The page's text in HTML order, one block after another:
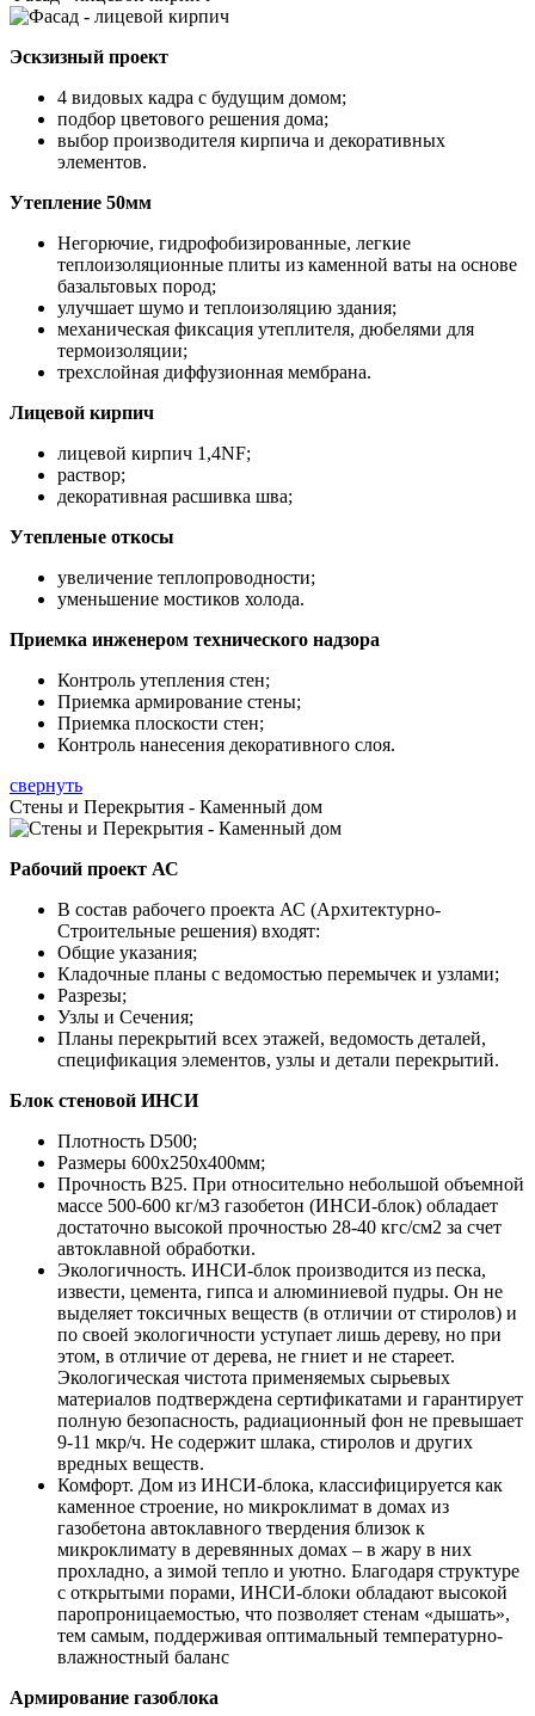
Эскзизный проект
4 видовых кадра с будущим домом;
подбор цветового решения дома;
выбор производителя кирпича и декоративных
элементов.
Утепление 50мм
Негорючие, гидрофобизированные, легкие
теплоизоляционные плиты из каменной ваты на основе
базальтовых пород;
улучшает шумо и теплоизоляцию здания;
механическая фиксация утеплителя, дюбелями для
термоизоляции;
трехслойная диффузионная мембрана.
Лицевой кирпич
лицевой кирпич 1,4NF;
раствор;
декоративная расшивка шва;
Утепленые откосы
увеличение теплопроводности;
уменьшение мостиков холода.
Приемка инженером технического надзора
Контроль утепления стен;
Приемка армирование стены;
Приемка плоскости стен;
Контроль нанесения декоративного слоя.
свернуть
Стены и Перекрытия - Каменный дом
Рабочий проект АС
В состав рабочего проекта АС (Архитектурно-
Строительные решения) входят:
Общие указания;
Кладочные планы с ведомостью перемычек и узлами;
Разрезы;
Узлы и Сечения;
Планы перекрытий всех этажей, ведомость деталей,
спецификация элементов, узлы и детали перекрытий.
Блок стеновой ИНСИ
Плотность D500;
Размеры 600х250х400мм;
Прочность B25. При относительно небольшой объемной
массе 500-600 кг/м3 газобетон (ИНСИ-блок) обладает
достаточно высокой прочностью 28-40 кгс/см2 за счет
автоклавной обработки.
Экологичность. ИНСИ-блок производится из песка,
извести, цемента, гипса и алюминиевой пудры. Он не
выделяет токсичных веществ (в отличии от стиролов) и
по своей экологичности уступает лишь дереву, но при
этом, в отличие от дерева, не гниет и не стареет.
Экологическая чистота применяемых сырьевых
материалов подтверждена сертификатами и гарантирует
полную безопасность, радиационный фон не превышает
9-11 мкр/ч. Не содержит шлака, стиролов и других
вредных веществ.
Комфорт. Дом из ИНСИ-блока, классифицируется как
каменное строение, но микроклимат в домах из
газобетона автоклавного твердения близок к
микроклимату в деревянных домах – в жару в них
прохладно, а зимой тепло и уютно. Благодаря структуре
с открытыми порами, ИНСИ-блоки обладают высокой
паропроницаемостью, что позволяет стенам «дышать»,
тем самым, поддерживая оптимальный температурно-
влажностный баланс
Армирование газоблока